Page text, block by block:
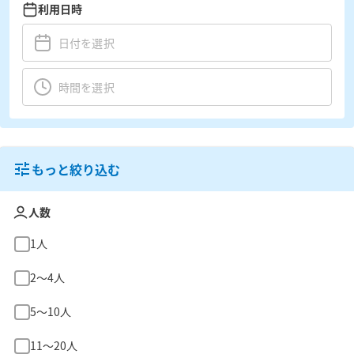
利用日時
もっと絞り込む
人数
1人
2〜4人
5〜10人
11〜20人